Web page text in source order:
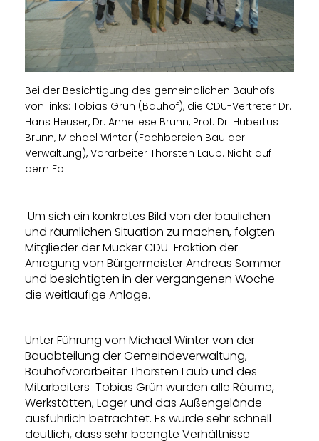
Bei der Besichtigung des gemeindlichen Bauhofs
von links: Tobias Grün (Bauhof), die CDU-Vertreter Dr.
Hans Heuser, Dr. Anneliese Brunn, Prof. Dr. Hubertus
Brunn, Michael Winter (Fachbereich Bau der
Verwaltung), Vorarbeiter Thorsten Laub. Nicht auf
dem Fo
Um sich ein konkretes Bild von der baulichen
und räumlichen Situation zu machen, folgten
Mitglieder der Mücker CDU-Fraktion der
Anregung von Bürgermeister Andreas Sommer
und besichtigten in der vergangenen Woche
die weitläufige Anlage.
Unter Führung von Michael Winter von der
Bauabteilung der Gemeindeverwaltung,
Bauhofvorarbeiter Thorsten Laub und des
Mitarbeiters Tobias Grün wurden alle Räume,
Werkstätten, Lager und das Außengelände
ausführlich betrachtet. Es wurde sehr schnell
deutlich, dass sehr beengte Verhältnisse